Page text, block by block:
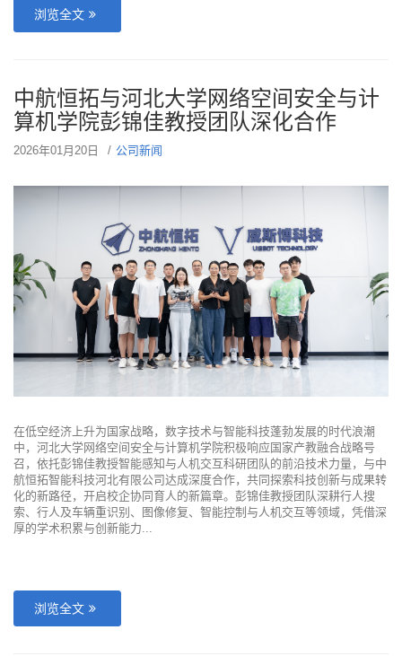
浏览全文
中航恒拓与河北大学网络空间安全与计
算机学院彭锦佳教授团队深化合作
2026年01月20日 公司新闻
在低空经济上升为国家战略，数字技术与智能科技蓬勃发展的时代浪潮
中，河北大学网络空间安全与计算机学院积极响应国家产教融合战略号
召，依托彭锦佳教授智能感知与人机交互科研团队的前沿技术力量，与中
航恒拓智能科技河北有限公司达成深度合作，共同探索科技创新与成果转
化的新路径，开启校企协同育人的新篇章。彭锦佳教授团队深耕行人搜
索、行人及车辆重识别、图像修复、智能控制与人机交互等领域，凭借深
厚的学术积累与创新能力...
浏览全文